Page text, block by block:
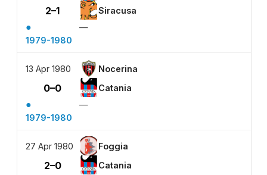
2–1 Siracusa
●
—
1979-1980
13 Apr 1980 Nocerina
0–0 Catania
●
—
1979-1980
27 Apr 1980 Foggia
2–0 Catania